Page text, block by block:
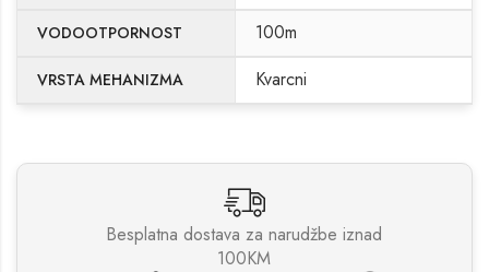
VODOOTPORNOST 100m
VRSTA MEHANIZMA Kvarcni
Besplatna dostava za narudžbe iznad
100KM